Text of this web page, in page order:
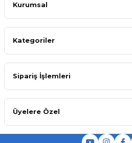
Kurumsal
Kategoriler
Sipariş İşlemleri
Üyelere Özel